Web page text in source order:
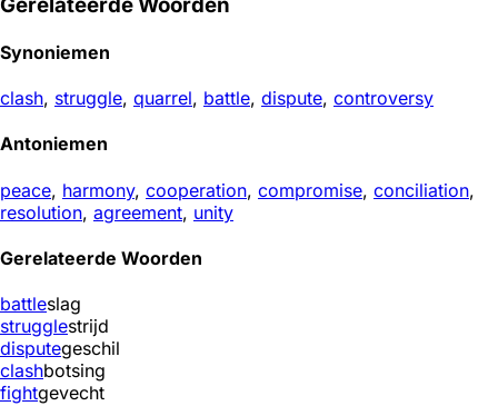
Synoniemen
clash, struggle, quarrel, battle, dispute, controversy
Antoniemen
peace, harmony, cooperation, compromise, conciliation,
resolution, agreement, unity
Gerelateerde Woorden
battleslag
strugglestrijd
disputegeschil
clashbotsing
fightgevecht